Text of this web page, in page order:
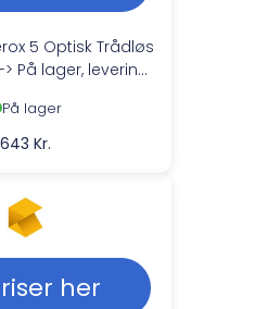
5 Optisk Trådløs
På lager, levering
På lager
643 Kr.
her